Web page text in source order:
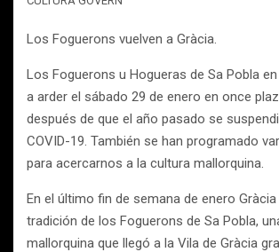
Los Foguerons vuelven a Gràcia.
Los Foguerons u Hogueras de Sa Pobla
a arder el sábado 29 de enero en once
después de que el año pasado se
COVID-19. También se han programado
para acercarnos a la cultura mallorquina.
En el último fin de semana de enero
tradición de los Foguerons de Sa Pobla,
mallorquina que llegó a la Vila de Gràcia